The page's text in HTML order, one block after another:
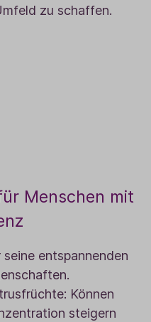
zu schaffen.
Menschen mit
entspannenden
Können
steigern